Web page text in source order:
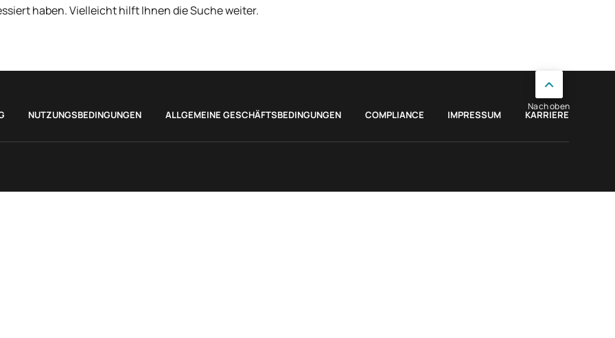
haben. Vielleicht hilft Ihnen die Suche weiter.
NUTZUNGSBEDINGUNGEN ALLGEMEINE GESCHÄFTSBEDINGUNGEN COMPLIANCE IMPRESSUM KARRIERE
Nach oben